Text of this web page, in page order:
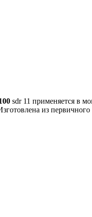
sdr 11 применяется в
из